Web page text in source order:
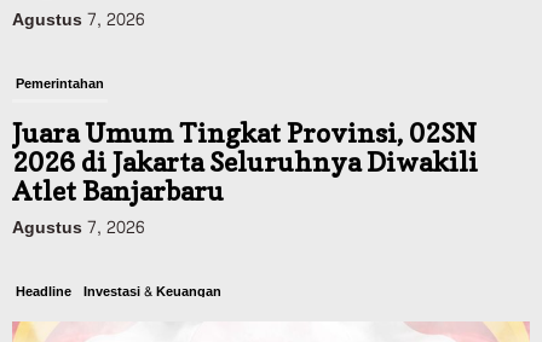
Agustus 7, 2026
Pemerintahan
Juara Umum Tingkat Provinsi, 02SN
2026 di Jakarta Seluruhnya Diwakili
Atlet Banjarbaru
Agustus 7, 2026
Headline Investasi & Keuangan